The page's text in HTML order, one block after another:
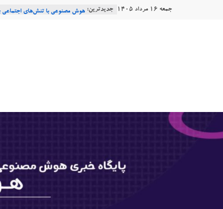
جمعه ۱۶ مرداد ۱۴۰۵ جدیدترین: Consensus.app
خبری
مصنوعی